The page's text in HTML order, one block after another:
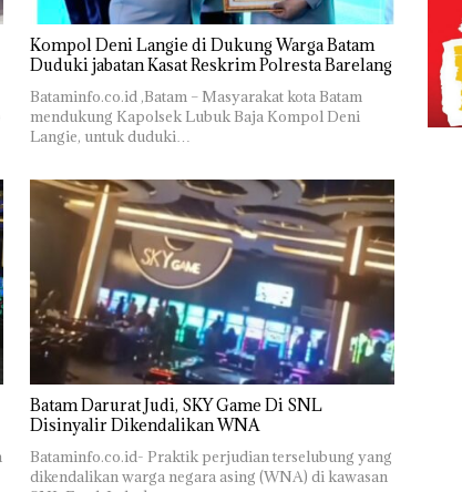
Kompol Deni Langie di Dukung Warga Batam
Duduki jabatan Kasat Reskrim Polresta Barelang
Bataminfo.co.id ,Batam – Masyarakat kota Batam
mendukung Kapolsek Lubuk Baja Kompol Deni
Langie, untuk duduki…
Batam Darurat Judi, SKY Game Di SNL
Disinyalir Dikendalikan WNA
Bataminfo.co.id- Praktik perjudian terselubung yang
dikendalikan warga negara asing (WNA) di kawasan